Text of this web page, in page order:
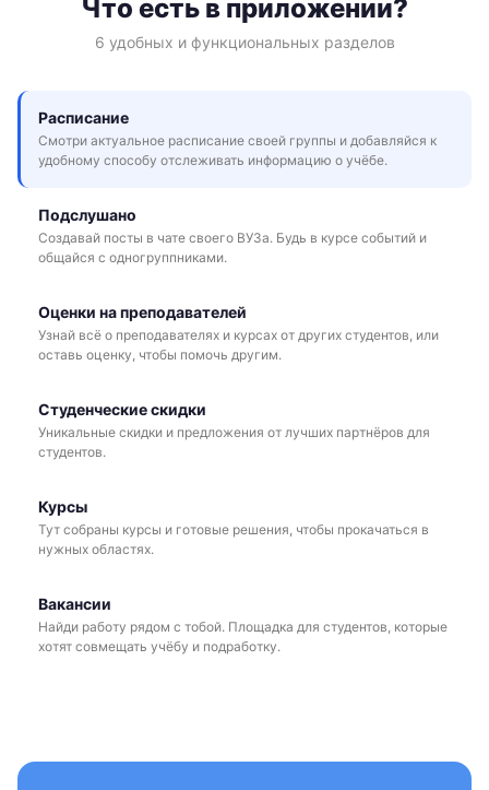
Что есть в приложении?
6 удобных и функциональных разделов
Расписание
Смотри актуальное расписание своей группы и добавляйся к
удобному способу отслеживать информацию о учёбе.
Подслушано
Создавай посты в чате своего ВУЗа. Будь в курсе событий и
общайся с одногруппниками.
Оценки на преподавателей
Узнай всё о преподавателях и курсах от других студентов, или
оставь оценку, чтобы помочь другим.
Студенческие скидки
Уникальные скидки и предложения от лучших партнёров для
студентов.
Курсы
Тут собраны курсы и готовые решения, чтобы прокачаться в
нужных областях.
Вакансии
Найди работу рядом с тобой. Площадка для студентов, которые
хотят совмещать учёбу и подработку.